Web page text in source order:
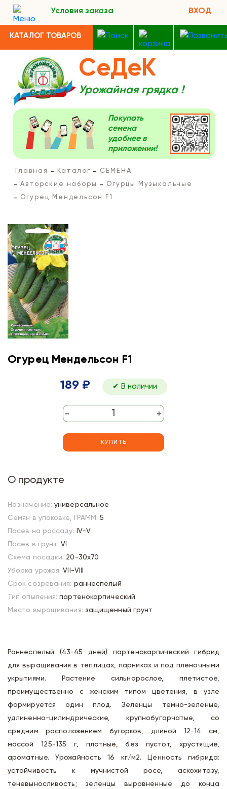
Условия заказа ВХОД
КАТАЛОГ ТОВАРОВ
СеДеК
Урожайная грядка !
Покупать
семена
удобнее в
приложении!
Главная Каталог
СЕМЕНА
Авторские наборы
Огурцы Музыкальные
Огурец Мендельсон F1
Огурец Мендельсон F1
189 ₽ ✔ В наличии
- +
КУПИТЬ
О продукте
Назначение: универсальное
Семян в упаковке, ГРАММ: 5
Посев на рассаду: IV-V
Посев в грунт: VI
Схема посадки: 20-30х70
Уборка урожая: VII-VIII
Срок созревания: раннеспелый
Тип опыления: партенокарпический
Место выращивания: защищенный грунт
Раннеспелый (43-45 дней) партенокарпический гибрид
для выращивания в теплицах, парниках и под пленочными
укрытиями. Растение сильнорослое, плетистое,
преимущественно с женским типом цветения, в узле
формируется один плод. Зеленцы темно-зеленые,
удлиненно-цилиндрические, крупнобугорчатые, со
средним расположением бугорков, длиной 12-14 см,
массой 125-135 г, плотные, без пустот, хрустящие,
ароматные. Урожайность 16 кг/м2. Ценность гибрида:
устойчивость к мучнистой росе, аскохитозу,
теневыносливость; зеленцы выровненные до конца